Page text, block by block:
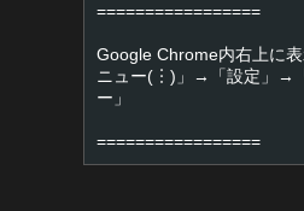
=================
Google Chrome内右上に
ニュー(︙)」→「設定」→
ー」
=================